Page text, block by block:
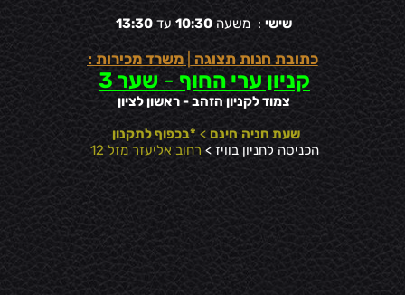
שישי : משעה10:30 עד13:30
כתובת חנות תצוגה|משרד מכירות :
קניון ערי החוף - שער 3
צמוד לקניון הזהב - ראשון לציון
שעת חניה חינם > *בכפוף לתקנון
הכניסה לחניון בוויז > רחוב אליעזר מזל 12